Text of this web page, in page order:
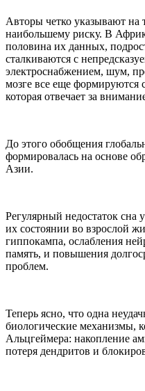
Авторы четко указывают на
наибольшему риску. В
половина их данных,
сталкиваются с
электроснабжением, шум,
мозге все еще формируются
которая отвечает за
До этого обобщения
формировалась на основе
Азии.
Регулярный недостаток сна
их состоянии во взрослой
гиппокампа, ослабления
память, и повышения
проблем.
Теперь ясно, что одна
биологические механизмы,
Альцгеймера: накопление
потеря дендритов и